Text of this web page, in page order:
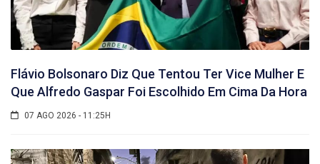
Flávio Bolsonaro Diz Que Tentou Ter Vice Mulher E
Que Alfredo Gaspar Foi Escolhido Em Cima Da Hora
07 AGO 2026 - 11:25H